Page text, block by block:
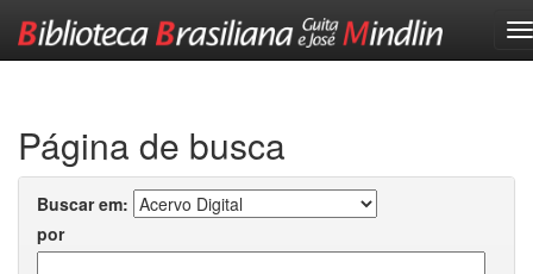
Página de busca
Buscar em:
por